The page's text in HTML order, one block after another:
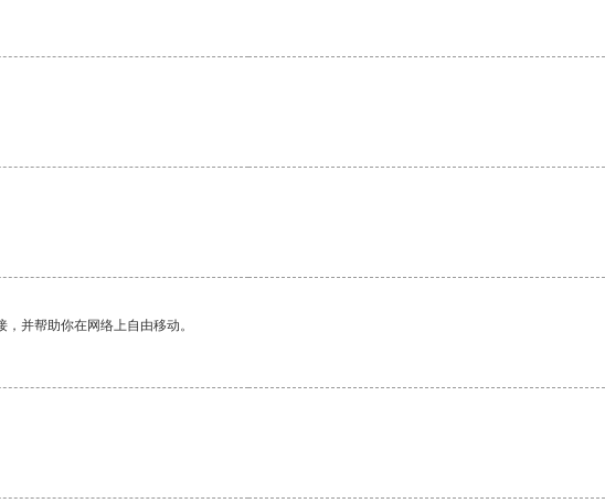
并帮助你在网络上自由移动。